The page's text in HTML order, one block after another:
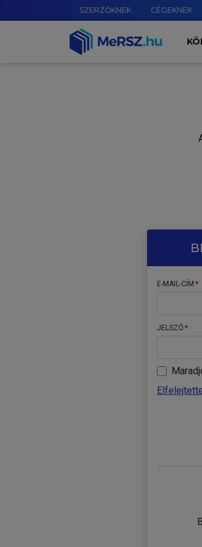
SZERZŐKNEK CÉGEKNEK
E-MAIL-CÍM
JELSZÓ